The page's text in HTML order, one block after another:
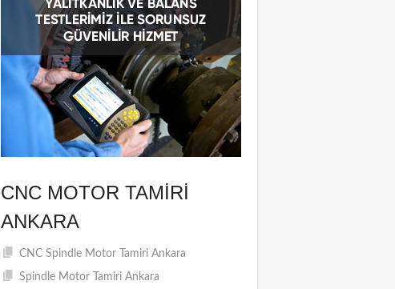
CNC MOTOR TAMIRI
ANKARA
CNC Spindle Motor Tamiri Ankara
Spindle Motor Tamiri Ankara